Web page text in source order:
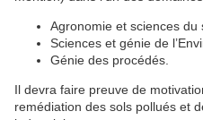
Agronomie et sciences du
Sciences et génie de
Génie des procédés.
Il devra faire preuve de
remédiation des sols pollués et